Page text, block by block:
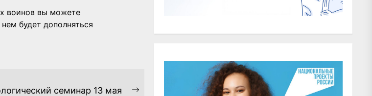
воинов вы можете
будет дополняться
семинар 13 мая